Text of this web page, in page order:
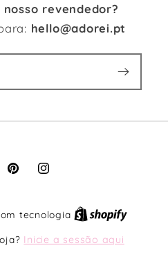
revendedor?
hello@adorei.pt
PinterestInstagram
tecnologia
Inicie a sessão aqui